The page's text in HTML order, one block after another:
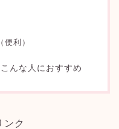
利）
んな人におすすめ
ンク